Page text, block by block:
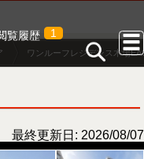
覧履歴 1
ワンルーフレジデンス木場
最終更新日: 2026/08/07